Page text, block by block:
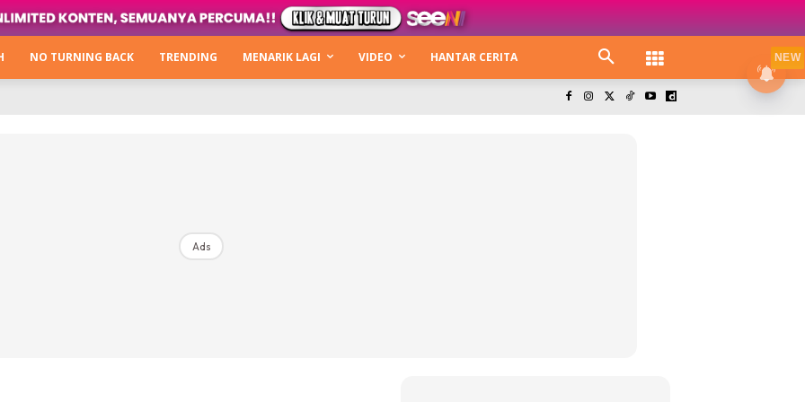
Hijabista
Next Level
NO TURNING BACK TRENDING MENARIK LAGI VIDEO HANTAR CERITA
Ads
NEW